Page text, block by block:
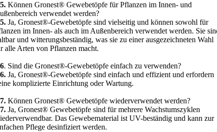
Können Gronest® Gewebetöpfe für Pflanzen im Innen- und
verwendet werden?
Ja, Gronest®-Gewebetöpfe sind vielseitig und können sowohl für
im Innen- als auch im Außenbereich verwendet werden. Sie
und witterungsbeständig, was sie zu einer ausgezeichneten Wahl
alle Arten von Pflanzen macht.
. Sind die Gronest®-Gewebetöpfe einfach zu verwenden?
Ja, Gronest®-Gewebetöpfe sind einfach und effizient und erfordern
komplizierte Einrichtung oder Wartung.
Können Gronest® Gewebetöpfe wiederverwendet werden?
Ja, Gronest® Gewebetöpfe sind für mehrere Wachstumszyklen
Das Gewebematerial ist UV-beständig und kann zur
Pflege desinfiziert werden.